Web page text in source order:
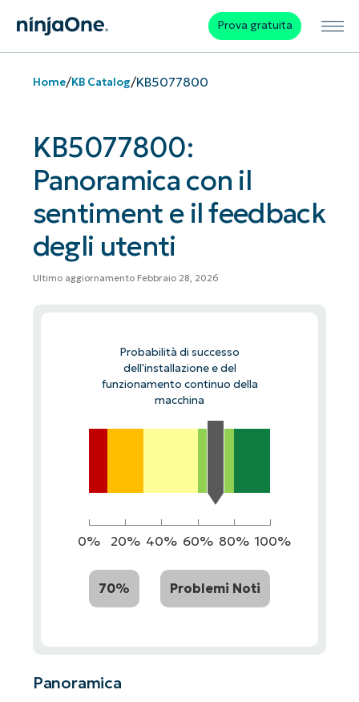
Prova gratuita
Home/KB Catalog/KB5077800
KB5077800:
Panoramica con il
sentiment e il feedback
degli utenti
Ultimo aggiornamento Febbraio 28, 2026
Probabilità di successo
dell'installazione e del
funzionamento continuo della
macchina
0% 20% 40% 60% 80% 100%
70% Problemi Noti
Panoramica